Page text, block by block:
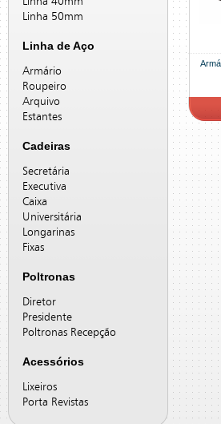
Linha 50mm
Linha de Aço
Armário
Roupeiro
Arquivo
Estantes
Cadeiras
Secretária
Executiva
Caixa
Universitária
Longarinas
Fixas
Poltronas
Diretor
Presidente
Poltronas Recepção
Acessórios
Lixeiros
Porta Revistas